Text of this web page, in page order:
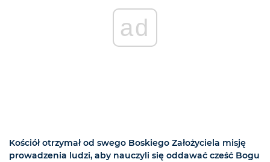
ad
Kościół otrzymał od swego Boskiego Założyciela misję
prowadzenia ludzi, aby nauczyli się oddawać cześć Bogu